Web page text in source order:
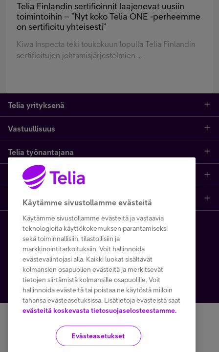
Telia Finlandin sertifioinnit laajenevat uusiin
toimintoihin – ”Nyt koko Telia ONE -perheemme
on sertifioitu yhteisesti”
Kiwa Inspecta teki toukokuun lopulla Telia Finlandin
sertifioitujen johtamisjärjestelmien ...
Telia yrityksenä
Telia Finland
Johtoryhmä
Yleispalveluvelvoite
Vastuullisuus
Vastuullisuus
Ilmasto ja kiertotalous
Digitaalinen osallisuus
Tietosuoja ja tietoturva
Sertifikaatit ja palkinnot
Telia työnantajana
Töissä Telialla
Arvot ja kulttuurimme
Mahdollisuudet asiantuntijoille
Opiskelijat ja vastavalmistuneet
Avoimet työpaikat
Monimuotoisuus
Medialle
Uutishuone
Yhteystiedot
Tiedotteet
Artikkelit ja videot
Kuvapankki
Asiakastuki
Asiakastuki kuluttajille
Asiakastuki yrityksille
Häiriötiedotteet
Asiakastiedotteet
Yhteystiedot yrityksille
Copyright Telia Company 2024
Käyttöehdot Evästeiden käyttö
Toimitusehdot ja palvelukuvaukset
SEURAA MEITÄ SOMESSA
Käytämme sivustollamme evästeitä
Käytämme sivustollamme evästeitä ja vastaavia
teknologioita käyttökokemuksen parantamiseksi
sekä toiminnallisiin, tilastollisiin ja
markkinointitarkoituksiin. Voit hallinnoida
evästevalintojasi alla. Kaikki luokat sisältävät
kolmansien osapuolien evästeitä ja merkitsevät
tietojen siirtämistä kolmansille osapuolille. Voit
hallinnoida evästeitä tai poistaa ne käytöstä milloin
tahansa evästeasetuksissa. Lisätietoja evästeistä saat
evästeitä koskevasta tietosuojaselosteestamme.
Evästeasetukset